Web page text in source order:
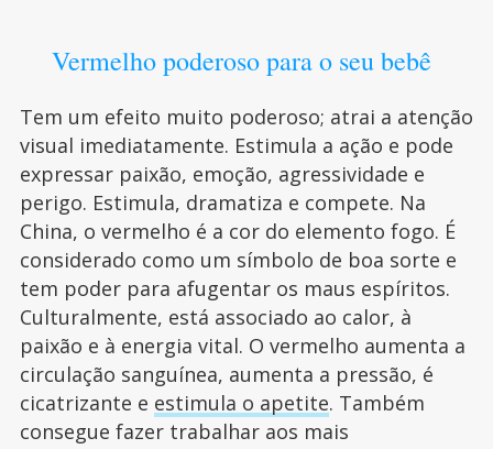
Vermelho poderoso para o seu bebê
Tem um efeito muito poderoso; atrai a atenção
visual imediatamente. Estimula a ação e pode
expressar paixão, emoção, agressividade e
perigo. Estimula, dramatiza e compete. Na
China, o vermelho é a cor do elemento fogo. É
considerado como um símbolo de boa sorte e
tem poder para afugentar os maus espíritos.
Culturalmente, está associado ao calor, à
paixão e à energia vital. O vermelho aumenta a
circulação sanguínea, aumenta a pressão, é
cicatrizante e estimula o apetite. Também
consegue fazer trabalhar aos mais